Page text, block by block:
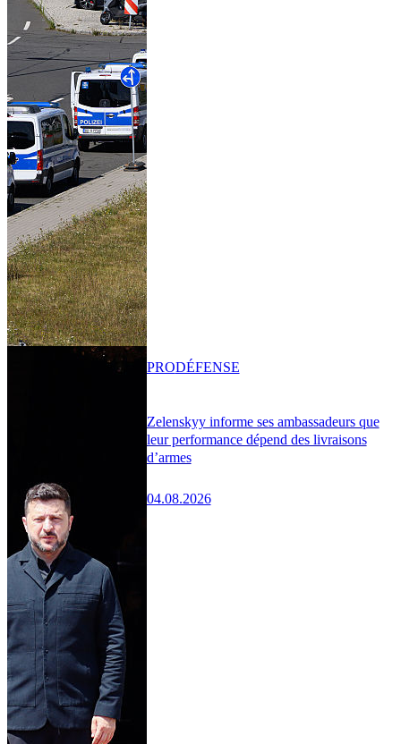
Zelenskyy informe ses ambassadeurs que
leur performance dépend des livraisons
d’armes
04.08.2026
PRODÉFENSE